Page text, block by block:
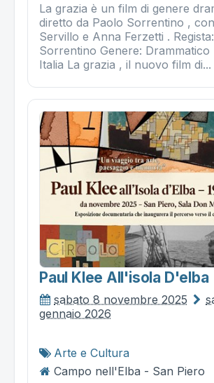
La grazia è un film di genere
diretto da Paolo Sorrentino ,
Servillo e Anna Ferzetti .
Sorrentino Genere: Drammatico
Italia La grazia , il nuovo film di...
Paul Klee All'isola D'elba
sabato 8 novembre 2025
gennaio 2026
Arte e Cultura
Campo nell'Elba - San Piero